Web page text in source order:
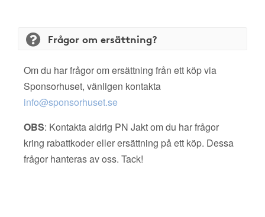
Frågor om ersättning?
Om du har frågor om ersättning från ett köp via
Sponsorhuset, vänligen kontakta
info@sponsorhuset.se
OBS: Kontakta aldrig PN Jakt om du har frågor
kring rabattkoder eller ersättning på ett köp. Dessa
frågor hanteras av oss. Tack!